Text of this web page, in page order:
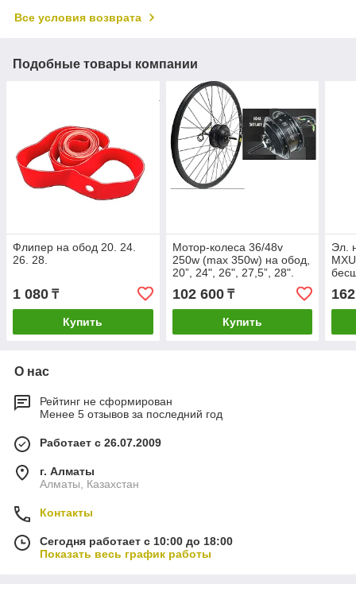
Все условия возврата
Подобные товары компании
Флипер на обод 20. 24.
26. 28.
1 080 ₸
Купить
Мотор-колеса 36/48v
250w (max 350w) на обод,
20”, 24", 26", 27,5”, 28".
102 600₸
Купить
Эл.
28".
О нас
Рейтинг не сформирован
Менее 5 отзывов за последний год
Работает с 26.07.2009
г. Алматы
Алматы, Казахстан
Контакты
Сегодня работает с 10:00 до 18:00
Показать весь график работы